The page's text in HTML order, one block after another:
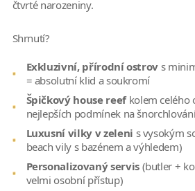
čtvrté narozeniny.
Shrnutí?
Exkluzivní, přírodní ostrov s
= absolutní klid a soukromí
Špičkový house reefkolem celého
nejlepších podmínek na
Luxusní vilky v zeleni s vysokým
beach vily s bazénem a výhledem)
Personalizovaný servis(butler +
velmi osobní přístup)